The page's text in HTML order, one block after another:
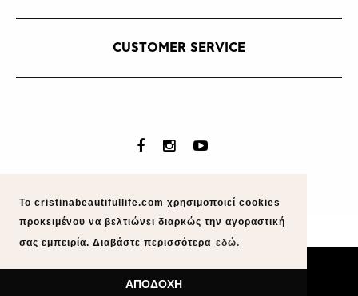
Το cristinabeautifullife.com χρησιμοποιεί cookies
προκειμένου να βελτιώνει διαρκώς την αγοραστική
σας εμπειρία. Διαβάστε περισσότερα εδώ.
ΑΠΟΔΟΧΗ
CUSTOMER SERVICE
whitehat/radicalel
Cristina Beatiful Life © 2016 - 2026